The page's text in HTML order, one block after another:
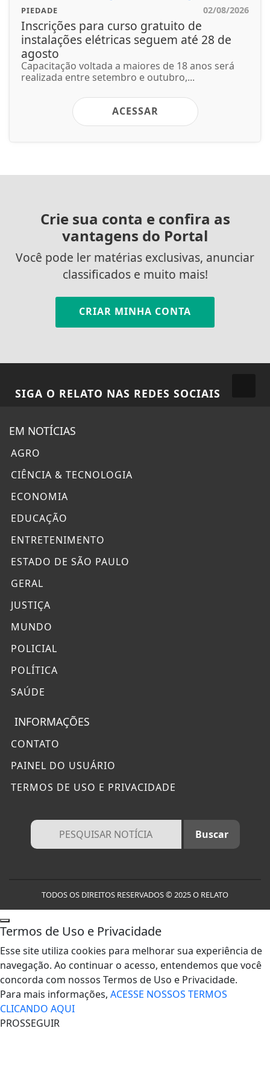
PIEDADE 02/08/2026
Inscrições para curso gratuito de
instalações elétricas seguem até 28 de
agosto
Capacitação voltada a maiores de 18 anos será
realizada entre setembro e outubro,...
ACESSAR
Crie sua conta e confira as
vantagens do Portal
Você pode ler matérias exclusivas, anunciar
classificados e muito mais!
CRIAR MINHA CONTA
SIGA O RELATO NAS REDES SOCIAIS
EM NOTÍCIAS
AGRO
CIÊNCIA & TECNOLOGIA
ECONOMIA
EDUCAÇÃO
ENTRETENIMENTO
ESTADO DE SÃO PAULO
GERAL
JUSTIÇA
MUNDO
POLICIAL
POLÍTICA
SAÚDE
INFORMAÇÕES
CONTATO
PAINEL DO USUÁRIO
TERMOS DE USO E PRIVACIDADE
TODOS OS DIREITOS RESERVADOS © 2025 O RELATO
Termos de Uso e Privacidade
Esse site utiliza cookies para melhorar sua experiência de
navegação. Ao continuar o acesso, entendemos que você
concorda com nossos Termos de Uso e Privacidade.
Para mais informações, ACESSE NOSSOS TERMOS
CLICANDO AQUI
PROSSEGUIR